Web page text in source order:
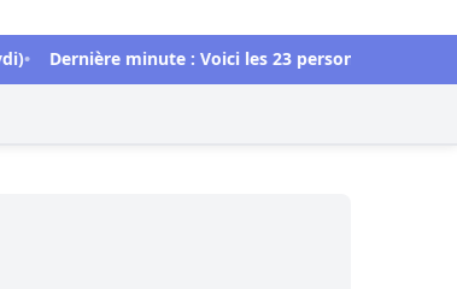
Dernière minute : Voici les 23 personnes libérées